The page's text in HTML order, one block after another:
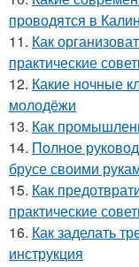
проводятся в
11. Как
практические
12. Какие ночные
молодёжи
13. Как
14. Полное
брусе своими
15. Как
практические
16. Как заделать
инструкция